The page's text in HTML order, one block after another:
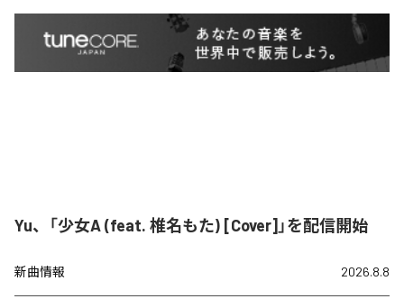
Yu、「少女A (feat. 椎名もた) [Cover]」を配信開始
新曲情報 2026.8.8